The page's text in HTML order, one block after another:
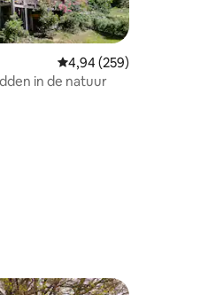
5, 262 recensies
Gemiddelde
4,94 (259)
in de natuur